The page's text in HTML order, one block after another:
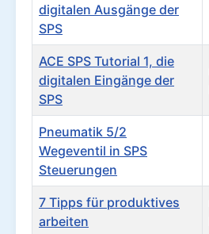
digitalen Ausgänge der
SPS
ACE SPS Tutorial 1, die
digitalen Eingänge der
SPS
Pneumatik 5/2
Wegeventil in SPS
Steuerungen
7 Tipps für produktives
arbeiten